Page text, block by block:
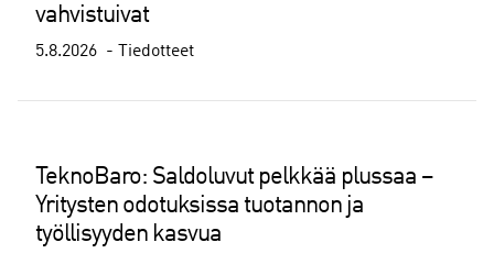
vahvistuivat
5.8.2026 Tiedotteet
TeknoBaro: Saldoluvut pelkkää plussaa –
Yritysten odotuksissa tuotannon ja
työllisyyden kasvua